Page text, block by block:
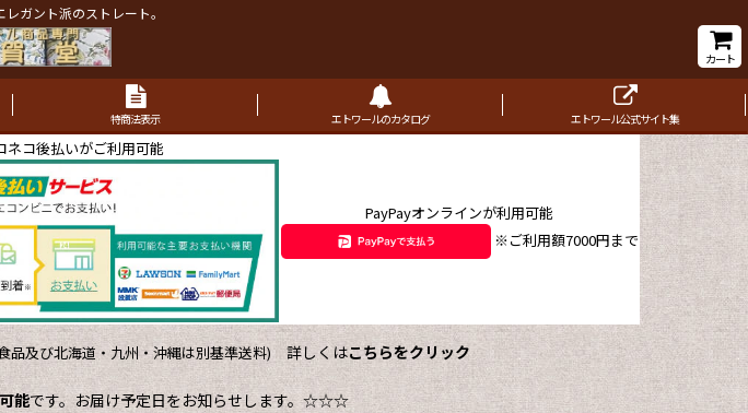
ガント派のストレート。
カート
特商法表示 エトワールのカタログ エトワール公式サイト集
ネコ後払いがご利用可能
PayPayオンラインが利用可能
※ご利用額7000円まで
品及び北海道・九州・沖縄は別基準送料)詳しくはこちらをクリック
能です。お届け予定日をお知らせします。☆☆☆